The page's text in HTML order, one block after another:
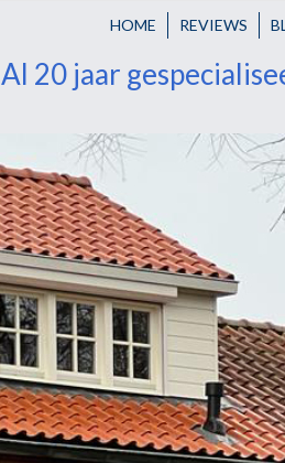
HOME REVIEWS
Al 20 jaar